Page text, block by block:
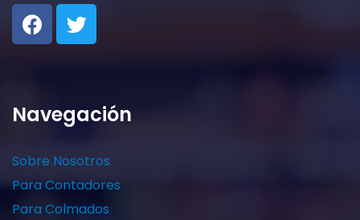
Navegación
Sobre Nosotros
Para Contadores
Para Colmados